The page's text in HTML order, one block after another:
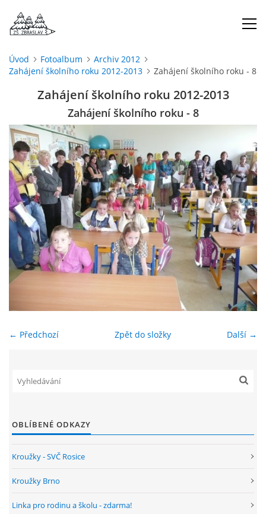
ÚVOD
ŠKOLNÍ ROK
DOKUMENTY
ŠKOLSKÁ RADA
PROJEKTY
ARCHIV
NAŠE ÚSPĚCHY
Úvod Fotoalbum
Archiv 2012
Zahájení školního roku 2012-2013
Zahájení školního roku - 8
Zahájení školního roku 2012-2013
Zahájení školního roku - 8
← Předchozí Další →
Zpět do složky
OBLÍBENÉ ODKAZY
Kroužky - SVČ Rosice
Kroužky Brno
Linka pro rodinu a školu - zdarma!